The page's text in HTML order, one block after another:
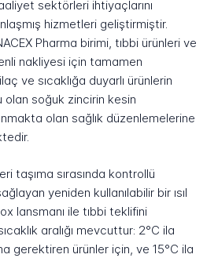
sektörleri ihtiyaçlarını
hizmetleri geliştirmiştir.
Pharma birimi, tıbbi ürünleri ve
nakliyesi için tamamen
ve sıcaklığa duyarlı ürünlerin
olan soğuk zincirin kesin
olan sağlık düzenlemelerine
taşıma sırasında kontrollü
yeniden kullanılabilir bir ısıl
lansmanı ile tıbbi teklifini
aralığı mevcuttur: 2°C ila
gerektiren ürünler için, ve 15°C ila